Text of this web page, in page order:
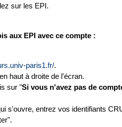
sur les EPI.
aux EPI avec ce compte :
paris1.fr/.
haut à droite de l'écran.
sur "Si vous n'avez pas de
s'ouvre, entrez vos identifiants